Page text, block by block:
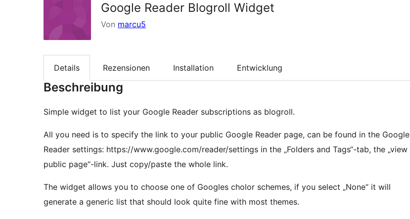
Google Reader Blogroll Widget
Von marcu5
Details Rezensionen Installation Entwicklung
Beschreibung
Simple widget to list your Google Reader subscriptions as blogroll.
All you need is to specify the link to your public Google Reader page, can be found in the Google
Reader settings: https://www.google.com/reader/settings in the „Folders and Tags“-tab, the „view
public page“-link. Just copy/paste the whole link.
The widget allows you to choose one of Googles cholor schemes, if you select „None“ it will
generate a generic list that should look quite fine with most themes.